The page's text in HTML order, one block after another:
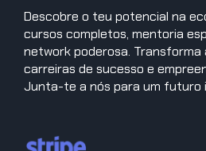
Descobre o teu potencial na
cursos completos, mentoria
network poderosa. Transforma
carreiras de sucesso e
Junta-te a nós para um futuro